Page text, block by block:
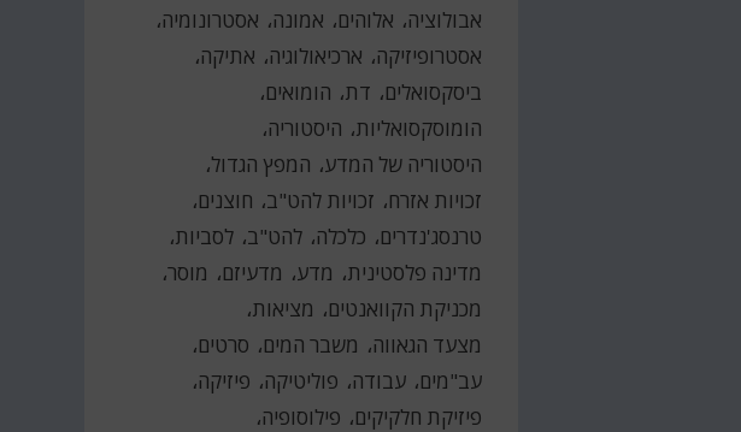
אבולוציה אלוהים אמונה
אסטרונומיה
אסטרופיזיקה
ארכיאולוגיה
אתיקה
ביסקסואלים
דת הומואים
הומוסקסואליות היסטוריה
היסטוריה של המדע המפץ הגדול
זכויות אזרח
זכויות להט"ב חוצנים
טרנסג'נדרים
כלכלה להט"ב לסביות
מדינה פלסטינית
מדע מדעיזם
מוסר
מכניקת הקוואנטים
מציאות
מצעד הגאווה
משבר המים
סרטים
עב"מים עבודה פוליטיקה
פיזיקה
פיזיקת חלקיקים
פילוסופיה